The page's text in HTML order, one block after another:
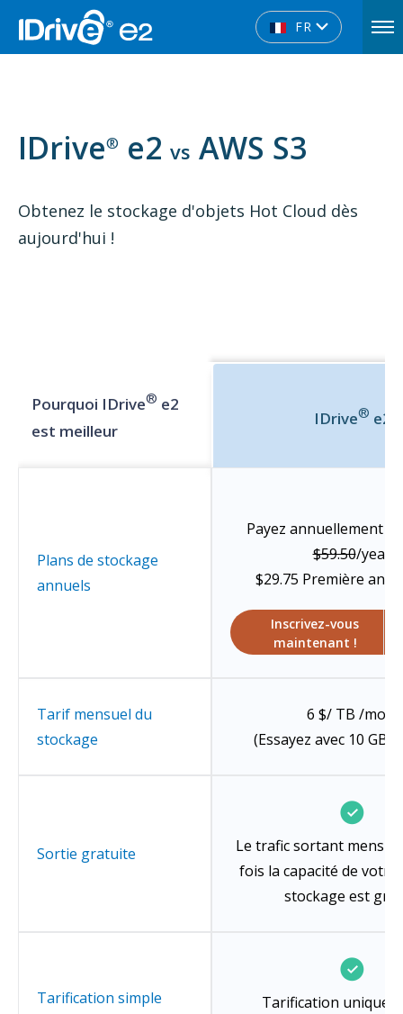
FR
IDrive® e2 vs AWS S3
Obtenez le stockage d'objets Hot Cloud dès
aujourd'hui !
Pourquoi IDrive® e2
est meilleur
IDrive® e2
Plans de stockage
annuels
Payez annuellement À
$59.50/year
$29.75 Première
Inscrivez-vous
maintenant !
Tarif mensuel du
stockage
6 $/ TB /mois
(Essayez avec 10 GB
Sortie gratuite
Le trafic sortant
fois la capacité de
stockage est
Tarification simple
Tarification unique